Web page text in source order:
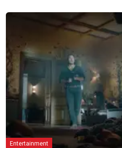
Entertainment